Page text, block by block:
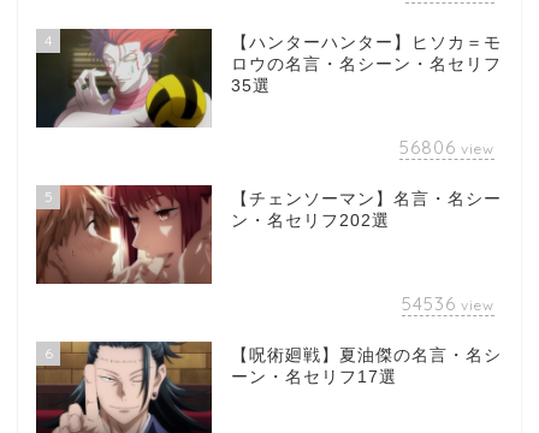
4
【ハンターハンター】ヒソカ＝モ
ロウの名言・名シーン・名セリフ
35選
56806 view
5
【チェンソーマン】名言・名シー
ン・名セリフ202選
54536 view
6
【呪術廻戦】夏油傑の名言・名シ
ーン・名セリフ17選